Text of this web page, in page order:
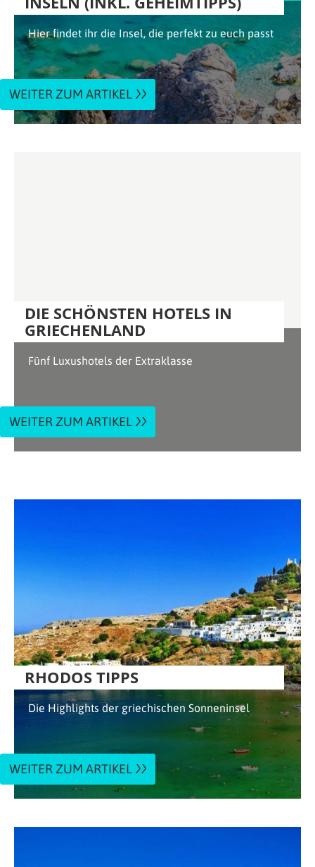
Hier findet ihr die Insel, die perfekt zu euch passt
WEITER ZUM ARTIKEL
DIE SCHÖNSTEN HOTELS IN
GRIECHENLAND
Fünf Luxushotels der Extraklasse
WEITER ZUM ARTIKEL
RHODOS TIPPS
Die Highlights der griechischen Sonneninsel
WEITER ZUM ARTIKEL